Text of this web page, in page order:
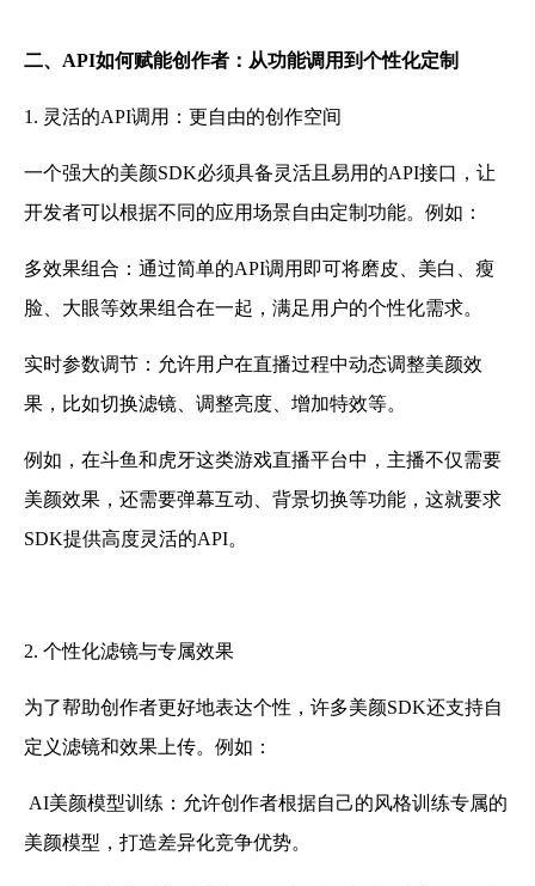
二、API如何赋能创作者：从功能调用到个性化定制
1. 灵活的API调用：更自由的创作空间
一个强大的美颜SDK必须具备灵活且易用的API接口，让
开发者可以根据不同的应用场景自由定制功能。例如：
多效果组合：通过简单的API调用即可将磨皮、美白、瘦
脸、大眼等效果组合在一起，满足用户的个性化需求。
实时参数调节：允许用户在直播过程中动态调整美颜效
果，比如切换滤镜、调整亮度、增加特效等。
例如，在斗鱼和虎牙这类游戏直播平台中，主播不仅需要
美颜效果，还需要弹幕互动、背景切换等功能，这就要求
SDK提供高度灵活的API。
2. 个性化滤镜与专属效果
为了帮助创作者更好地表达个性，许多美颜SDK还支持自
定义滤镜和效果上传。例如：
AI美颜模型训练：允许创作者根据自己的风格训练专属的
美颜模型，打造差异化竞争优势。